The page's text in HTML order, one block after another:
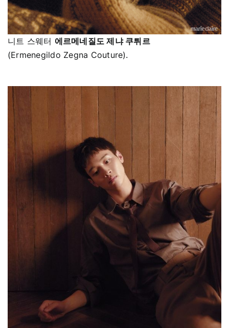
니트 스웨터 에르메네질도 제냐 쿠튀르
(Ermenegildo Zegna Couture).